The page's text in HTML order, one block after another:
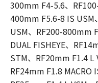
300mm F4-5.6、
400mm F5.6-8 IS
USM、RF200-800mm
DUAL FISHEYE、
STM、RF20mm F1.4 L
RF24mm F1.8 MACRO